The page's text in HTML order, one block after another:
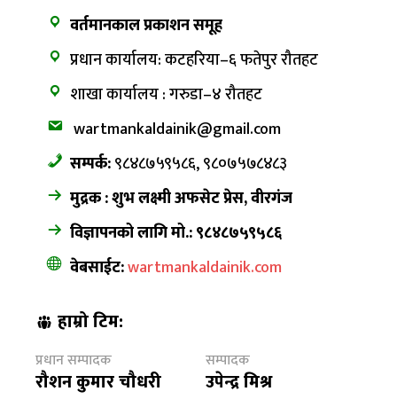
वर्तमानकाल प्रकाशन समूह
प्रधान कार्यालय: कटहरिया–६ फतेपुर रौतहट
शाखा कार्यालय : गरुडा–४ रौतहट
wartmankaldainik@gmail.com
सम्पर्क:९८४८७५९५८६, ९८०७५७८४८३
मुद्रक : शुभ लक्ष्मी अफसेट प्रेस, वीरगंज
विज्ञापनको लागि मो.: ९८४८७५९५८६
वेबसाईट:wartmankaldainik.com
हाम्रो टिम:
प्रधान सम्पादक
रौशन कुमार चौधरी
सम्पादक
उपेन्द्र मिश्र